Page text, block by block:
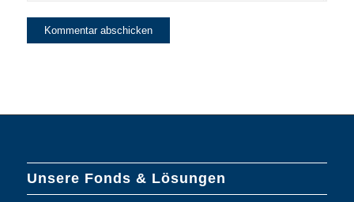
Unsere Fonds & Lösungen